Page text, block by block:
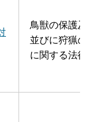
鳥獣の保護及
並びに狩猟の
に関する法律